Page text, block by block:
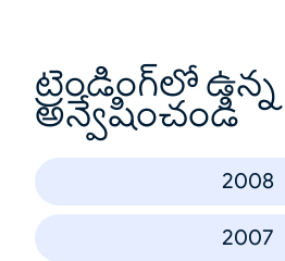
ట్రెండింగ్‌లో
అన్వేషించండి
2008
2007